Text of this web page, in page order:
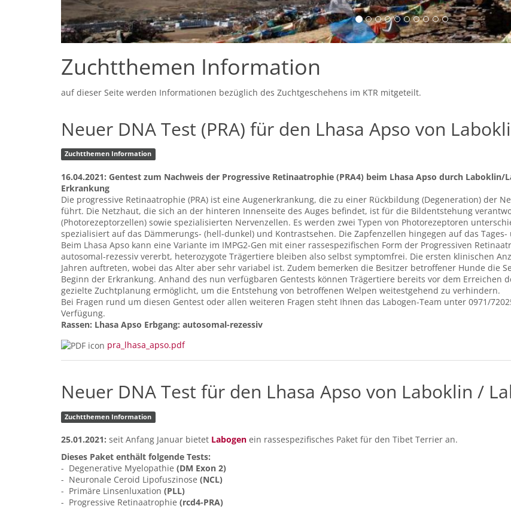
Zuchtthemen Information
auf dieser Seite werden Informationen bezüglich des Zuchtgeschehens im KTR mitgeteilt.
Neuer DNA Test (PRA) für den Lhasa Apso von
Zuchtthemen Information
16.04.2021: Gentest zum Nachweis der Progressive Retinaatrophie (PRA4) beim Lhasa Apso durch Laboklin/
Erkrankung
Die progressive Retinaatrophie (PRA) ist eine Augenerkrankung, die zu einer Rückbildung (Degeneration) der
führt. Die Netzhaut, die sich an der hinteren Innenseite des Auges befindet, ist für die Bildentstehung
(Photorezeptorzellen) sowie spezialisierten Nervenzellen. Es werden zwei Typen von Photorezeptoren
spezialisiert auf das Dämmerungs- (hell-dunkel) und Kontrastsehen. Die Zapfenzellen hingegen auf das Tages-
Beim Lhasa Apso kann eine Variante im IMPG2-Gen mit einer rassespezifischen Form der Progressiven
autosomal-rezessiv vererbt, heterozygote Trägertiere bleiben also selbst symptomfrei. Die ersten klinischen
Jahren auftreten, wobei das Alter aber sehr variabel ist. Zudem bemerken die Besitzer betroffener Hunde die
Beginn der Erkrankung. Anhand des nun verfügbaren Gentests können Trägertiere bereits vor dem Erreichen
gezielte Zuchtplanung ermöglicht, um die Entstehung von betroffenen Welpen weitestgehend zu verhindern.
Bei Fragen rund um diesen Gentest oder allen weiteren Fragen steht Ihnen das Labogen-Team unter 0971/
Verfügung.
Rassen: Lhasa Apso Erbgang: autosomal-rezessiv
pra_lhasa_apso.pdf
Neuer DNA Test für den Lhasa Apso von Laboklin /
Zuchtthemen Information
25.01.2021: seit Anfang Januar bietet Labogen ein rassespezifisches Paket für den Tibet Terrier an.
Dieses Paket enthält folgende Tests:
- Degenerative Myelopathie (DM Exon 2)
- Neuronale Ceroid Lipofuszinose (NCL)
- Primäre Linsenluxation (PLL)
- Progressive Retinaatrophie (rcd4-PRA)